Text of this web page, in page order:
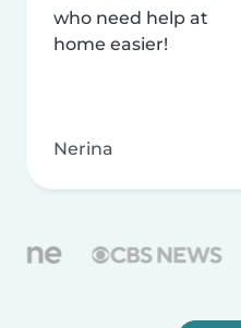
who need help at
home easier!
Nerina